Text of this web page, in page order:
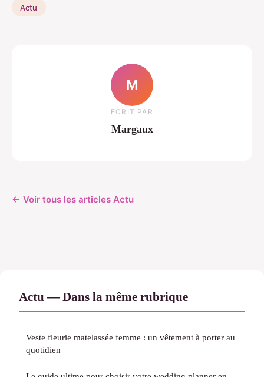
Actu
M
ECRIT PAR
Margaux
← Voir tous les articles Actu
Actu — Dans la même rubrique
Veste fleurie matelassée femme : un vêtement à porter au
quotidien